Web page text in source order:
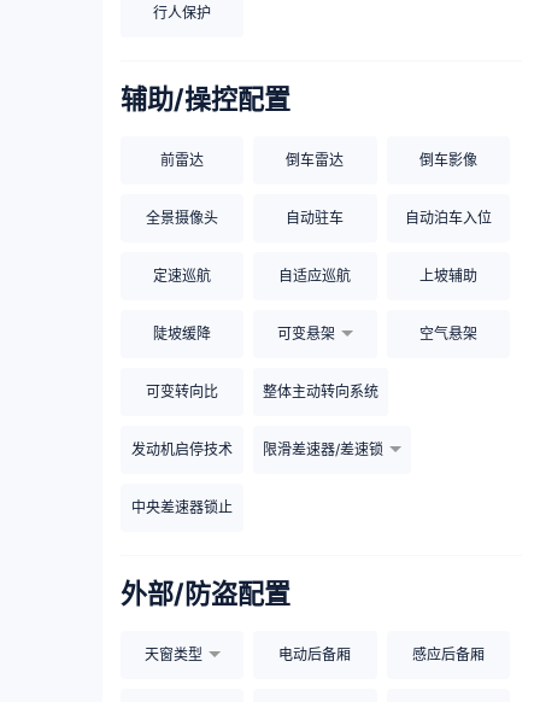
行人保护
辅助/操控配置
前雷达 倒车雷达 倒车影像
全景摄像头 自动驻车 自动泊车入位
定速巡航 自适应巡航 上坡辅助
陡坡缓降 可变悬架 空气悬架
可变转向比 整体主动转向系统
发动机启停技术 限滑差速器/差速锁
中央差速器锁止
外部/防盗配置
天窗类型 电动后备厢 感应后备厢